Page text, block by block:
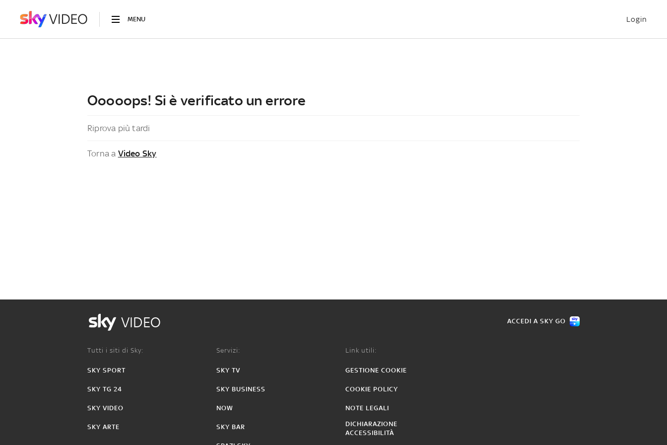
MENU Login
Ooooops! Si è verificato un errore
Riprova più tardi
Torna a Video Sky
VIDEO ACCEDI A SKY GO
Tutti i siti di Sky:
SKY SPORT
SKY TG 24
SKY VIDEO
SKY ARTE
Servizi:
SKY TV
SKY BUSINESS
NOW
SKY BAR
Link utili:
GESTIONE COOKIE
COOKIE POLICY
NOTE LEGALI
DICHIARAZIONE
ACCESSIBILITÀ